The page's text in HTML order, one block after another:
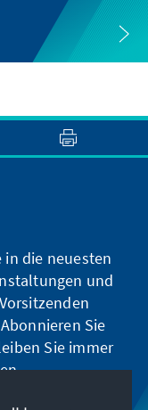
in die neuesten
und
Sie
Sie immer